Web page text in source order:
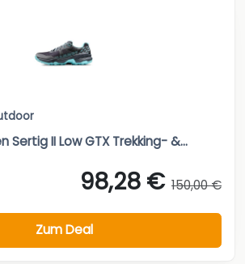
Sertig II Low GTX Trekking- &...
98,28 € 150,00 €
Zum Deal